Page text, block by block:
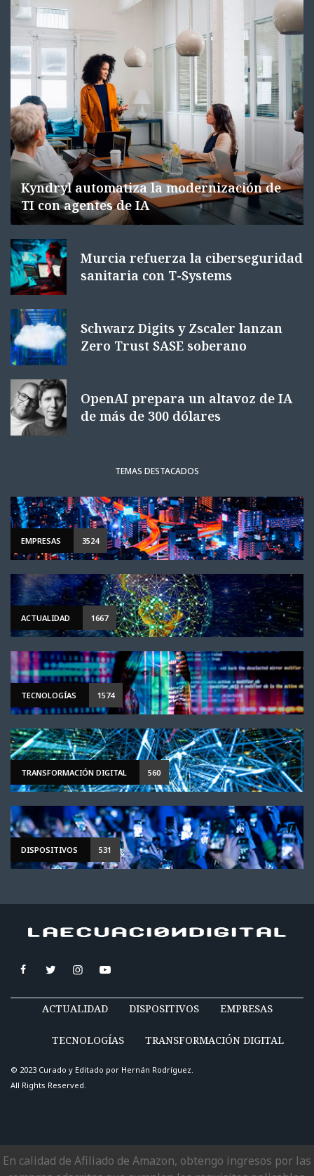
Kyndryl automatiza la modernización de
TI con agentes de IA
Murcia refuerza la ciberseguridad
sanitaria con T-Systems
Schwarz Digits y Zscaler lanzan
Zero Trust SASE soberano
OpenAI prepara un altavoz de IA
de más de 300 dólares
TEMAS DESTACADOS
EMPRESAS 3524
ACTUALIDAD 1667
TECNOLOGÍAS 1574
TRANSFORMACIÓN DIGITAL 560
DISPOSITIVOS 531
ACTUALIDAD DISPOSITIVOS EMPRESAS
TECNOLOGÍAS TRANSFORMACIÓN DIGITAL
© 2023 Curado y Editado por Hernán Rodríguez.
All Rights Reserved.
En calidad de Afiliado de Amazon, obtengo ingresos por las